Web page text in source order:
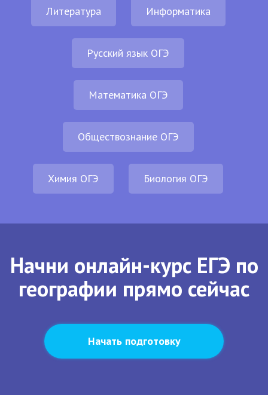
Литература Информатика
Русский язык ОГЭ
Математика ОГЭ
Обществознание ОГЭ
Химия ОГЭ Биология ОГЭ
Начни онлайн-курс ЕГЭ по
географии прямо сейчас
Начать подготовку